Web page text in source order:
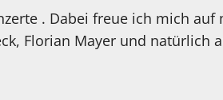
. Dabei freue ich mich auf
Florian Mayer und natürlich